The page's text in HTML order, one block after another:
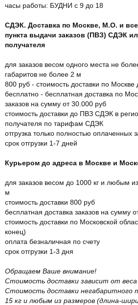
часы работы: БУДНИ с 9 до 18
СДЭК. Доставка по Москве, М.О. и
пункта выдачи заказов (ПВЗ) СДЭК
получателя
для заказов весом одного места не
габаритов не более 2 м
800 руб - стоимость доставки по
бесплатно - бесплатная доставка по
заказов на сумму от 30.000 руб
стоимость доставки до ПВЗ СДЭК в
получателя по тарифам СДЭК
отгрузка только полностью оплаченных
срок отгрузки 1-7 дней
Курьером до адреса в Москве и
для заказов весом до 1000 кг и любым
м
стоимость доставки 800 руб
бесплатная доставка заказов на сумму
стоимость доставки по Московской
конец)
оплата безналичная по счету
срок отгрузки 1-3 дня
Обращаем Ваше внимание!
Стоимость доставки зависит от веса
Стоимость доставки негабаритного
15 кг и любым из размеров (длина-